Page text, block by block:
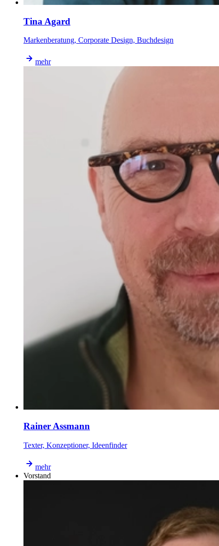
Tina Agard
Markenberatung, Corporate Design, Buchdesign
mehr
Rainer Assmann
Texter, Konzeptioner, Ideenfinder
mehr
Vorstand